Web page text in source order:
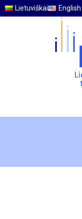
Lietuviškai English